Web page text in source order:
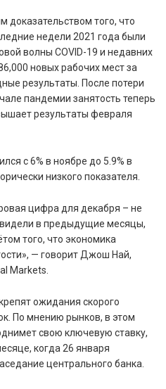
того, что
недели 2021 года были
волны COVID-19 и недавних
новых рабочих мест за
результаты. После потери
пандемии занятость теперь
результаты февраля
с 6% в ноябре до 5.9% в
низкого показателя.
цифра для декабря – не
в предыдущие месяцы,
того, что экономика
— говорит Джош Най,
Markets.
ожидания скорого
По мнению рынков, в этом
свою ключевую ставку,
когда 26 января
центрального банка.